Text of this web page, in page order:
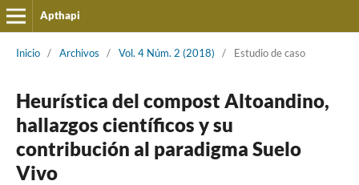
Apthapi
Inicio / Archivos / Vol. 4 Núm. 2 (2018) / Estudio de caso
Heurística del compost Altoandino,
hallazgos científicos y su
contribución al paradigma Suelo
Vivo